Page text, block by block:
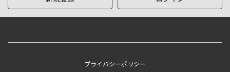
プライバシーポリシー